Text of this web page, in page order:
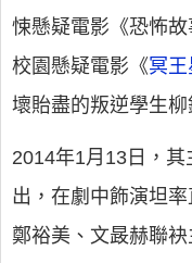
悚懸疑電影《恐怖
校園懸疑電影《冥王
壞貽盡的叛逆學生柳
2014年1月13日，
出，在劇中飾演坦
鄭裕美、文晸赫聯